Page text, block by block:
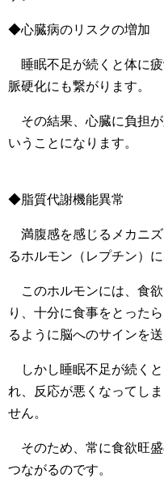
◆心臓病のリスクの増加
睡眠不足が続くと体に
脈硬化にも繋がります。
その結果、心臓に負担
いうことになります。
◆脂質代謝機能異常
満腹感を感じるメカニ
るホルモン（レプチン）に
このホルモンには、食
り、十分に食事をとった
るように脳へのサインを送
しかし睡眠不足が続く
れ、反応が悪くなってし
せん。
そのため、常に食欲旺
つながるのです。